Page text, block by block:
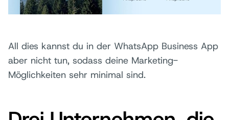
All dies kannst du in der WhatsApp Business App
aber nicht tun, sodass deine Marketing-
Möglichkeiten sehr minimal sind.